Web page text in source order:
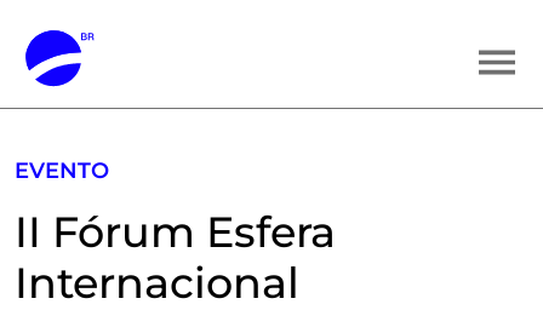
EVENTO
II Fórum Esfera
Internacional